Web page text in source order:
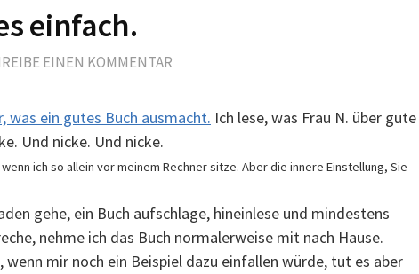
einfach.
EINEN KOMMENTAR
was ein gutes Buch ausmacht. Ich lese, was Frau N. über gute
Und nicke. Und nicke.
ich so allein vor meinem Rechner sitze. Aber die innere Einstellung, Sie
gehe, ein Buch aufschlage, hineinlese und mindestens
nehme ich das Buch normalerweise mit nach Hause.
mir noch ein Beispiel dazu einfallen würde, tut es aber